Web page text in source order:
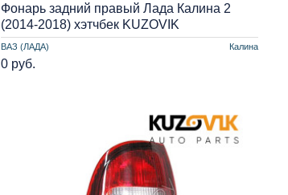
ВАЗ (ЛАДА) Калина
Фонарь задний правый Лада Калина 2
(2014-2018) хэтчбек KUZOVIK
0 руб.